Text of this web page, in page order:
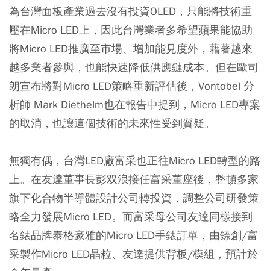
為台灣面板產業過去沒有投資OLED，只能將技術重
壓在Micro LED上，因此台灣業者多希望蘋果能協助
將Micro LED推廣至市場、增加能見度外，藉著越來
越多業者參與，也能快速降低供應鏈成本。但在歐司
朗宣布將對Micro LED策略重新評估後，Vontobel 分
析師 Mark Diethelm也在報告中提到，Micro LED專案
的取消，也讓這個技術的未來性受到質疑。
無獨有偶，台灣LED廠富采也正往Micro LED轉型的路
上。在友達董事長彭双浪接任富采董座後，整頓多家
旗下化合物半導體設計公司轉投資，調整公司研發策
略全力發展Micro LED。而富采母公司友達同樣接到
名錶品牌泰格豪雅的Micro LED手錶訂單，由錼創/富
采製作Micro LED晶粒、友達提供背板/模組，預計於